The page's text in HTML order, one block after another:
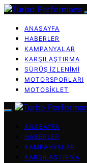
ANASAYFA
HABERLER
KAMPANYALAR
KARŞILAŞTIRMA
SÜRÜŞ İZLENIMI
MOTORSPORLARI
MOTOSIKLET
ANASAYFA
HABERLER
KAMPANYALAR
KARŞILAŞTIRMA